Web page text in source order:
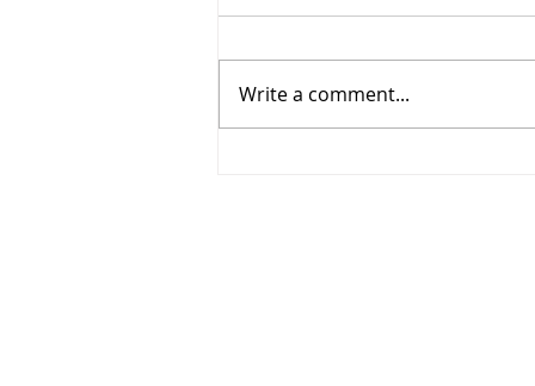
מחאה שקטה
Write a comment...